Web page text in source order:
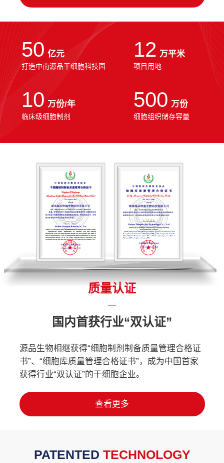
50 亿元
打造中南源品干细胞科技园
12 万平米
项目用地
10 万份/年
临床级细胞制剂
500 万份
细胞组织储存容量
质量认证
国内首获行业“双认证”
源品生物相继获得“细胞制剂制备质量管理合格证
书”、“细胞库质量管理合格证书”，成为中国首家
获得行业“双认证”的干细胞企业。
查看更多
PATENTED TECHNOLOGY